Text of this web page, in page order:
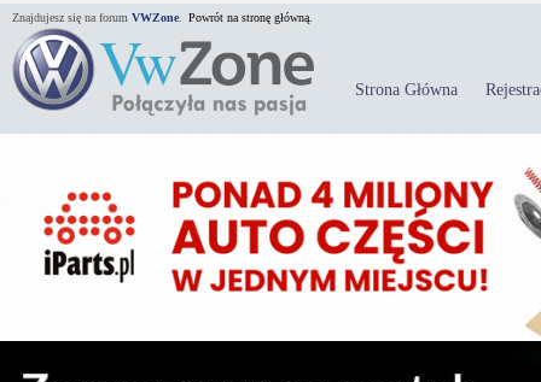
Znajdujesz się na forum VWZone Powrót na stronę główną.
Strona Główna